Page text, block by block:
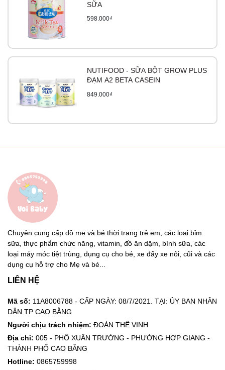
SỮA
598.000₫
NUTIFOOD - SỮA BỘT GROW PLUS
ĐẠM A2 BETA CASEIN
849.000₫
Chuyên cung cấp đồ mẹ và bé thời trang trẻ em, các loại bỉm
sữa, thực phẩm chức năng, vitamin, đồ ăn dặm, bình sữa, các
loại máy móc tiệt trùng, dụng cụ cho bé, xe đẩy xe nôi, cũi và các
dụng cụ hỗ trợ cho Mẹ và bé...
LIÊN HỆ
Mã số: 11A8006788 - CẤP NGÀY: 08/7/2021. TẠI: ỦY BAN NHÂN
DÂN TP CAO BẰNG
Người chịu trách nhiệm: ĐOÀN THẾ VINH
Địa chỉ: 005 - PHỐ XUÂN TRƯỜNG - PHƯỜNG HỢP GIANG -
THÀNH PHỐ CAO BẰNG
Hotline: 0865759998